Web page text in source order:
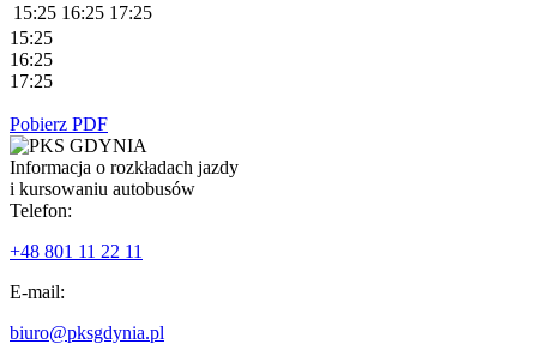
15:25 16:25 17:25
15:25
16:25
17:25
Pobierz PDF
Informacja o rozkładach jazdy
i kursowaniu autobusów
Telefon:
+48 801 11 22 11
E-mail:
biuro@pksgdynia.pl